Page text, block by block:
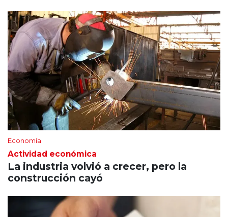
Economía
Actividad económica
La industria volvió a crecer, pero la
construcción cayó